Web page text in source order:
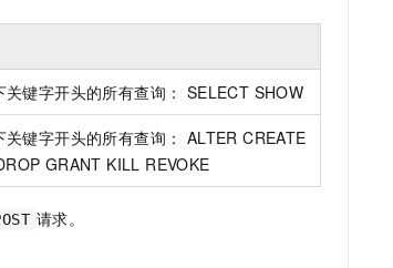
关键字开头的所有查询： SELECT SHOW
关键字开头的所有查询： ALTER CREATE
GRANT KILL REVOKE
请求。